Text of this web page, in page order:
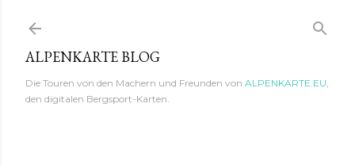
Direkt zum Hauptbereich
ALPENKARTE BLOG
Die Touren von den Machern und Freunden von ALPENKARTE.EU,
den digitalen Bergsport-Karten.